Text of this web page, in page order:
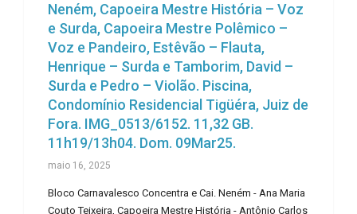
Neném, Capoeira Mestre História – Voz
e Surda, Capoeira Mestre Polêmico –
Voz e Pandeiro, Estêvão – Flauta,
Henrique – Surda e Tamborim, David –
Surda e Pedro – Violão. Piscina,
Condomínio Residencial Tigüéra, Juiz de
Fora. IMG_0513/6152. 11,32 GB.
11h19/13h04. Dom. 09Mar25.
maio 16, 2025
Bloco Carnavalesco Concentra e Cai. Neném - Ana Maria
Couto Teixeira, Capoeira Mestre História - Antônio Carlos